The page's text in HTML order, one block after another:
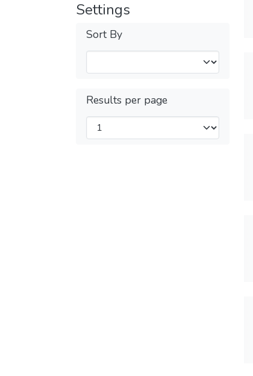
Settings
Sort By
Results per page